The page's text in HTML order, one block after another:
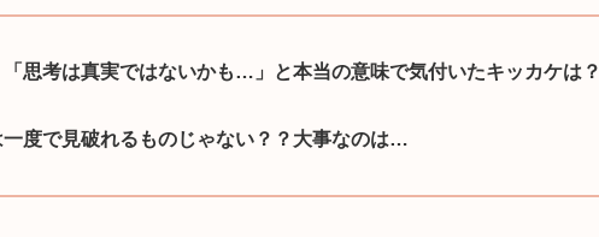
思考は真実ではないかも…」と本当の意味で気付いたキッカケは？
度で見破れるものじゃない？？大事なのは…